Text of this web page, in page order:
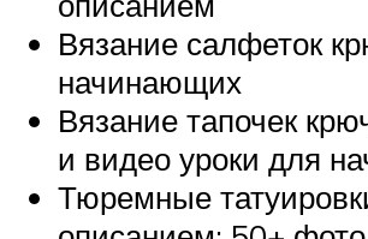
Вязание салфеток
начинающих
Вязание тапочек
и видео уроки для
Тюремные